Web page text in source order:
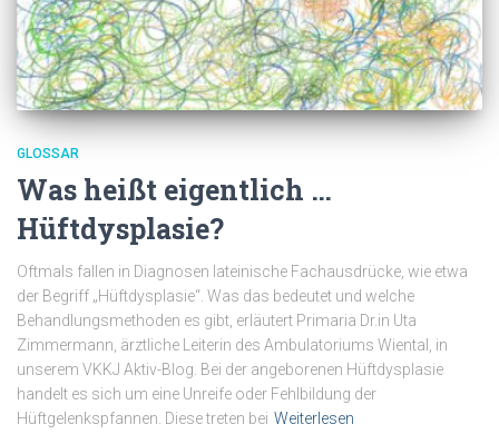
GLOSSAR
Was heißt eigentlich …
Hüftdysplasie?
Oftmals fallen in Diagnosen lateinische Fachausdrücke, wie etwa
der Begriff „Hüftdysplasie“. Was das bedeutet und welche
Behandlungsmethoden es gibt, erläutert Primaria Dr.in Uta
Zimmermann, ärztliche Leiterin des Ambulatoriums Wiental, in
unserem VKKJ Aktiv-Blog. Bei der angeborenen Hüftdysplasie
handelt es sich um eine Unreife oder Fehlbildung der
Hüftgelenkspfannen. Diese treten bei Weiterlesen